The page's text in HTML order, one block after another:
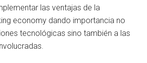
las ventajas de la
economy dando importancia no
tecnológicas sino también a las